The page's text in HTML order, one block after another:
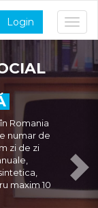
Login
Romania
numar de
zi de zi
maxim 10